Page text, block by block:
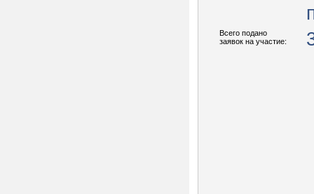
Всего подано
заявок на участие: